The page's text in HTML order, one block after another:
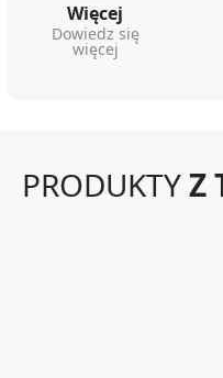
Więcej
Dowiedz się
więcej
PRODUKTYZ